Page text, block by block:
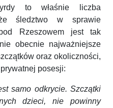
to właśnie liczba
śledztwo w sprawie
Rzeszowem jest tak
obecnie najważniejsze
oraz okoliczności,
posesji:
samo odkrycie. Szczątki
dzieci, nie powinny